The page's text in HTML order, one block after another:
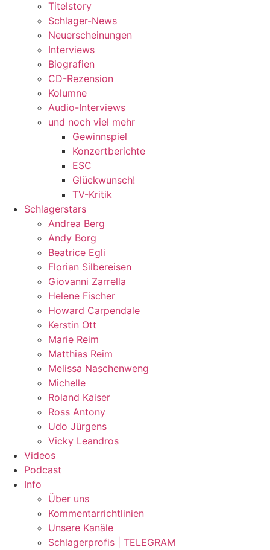
Titelstory
Schlager-News
Neuerscheinungen
Interviews
Biografien
CD-Rezension
Kolumne
Audio-Interviews
und noch viel mehr
Gewinnspiel
Konzertberichte
ESC
Glückwunsch!
TV-Kritik
Schlagerstars
Andrea Berg
Andy Borg
Beatrice Egli
Florian Silbereisen
Giovanni Zarrella
Helene Fischer
Howard Carpendale
Kerstin Ott
Marie Reim
Matthias Reim
Melissa Naschenweng
Michelle
Roland Kaiser
Ross Antony
Udo Jürgens
Vicky Leandros
Videos
Podcast
Info
Über uns
Kommentarrichtlinien
Unsere Kanäle
Schlagerprofis | TELEGRAM